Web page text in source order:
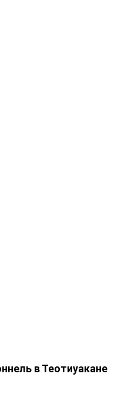
в Теотиуакане